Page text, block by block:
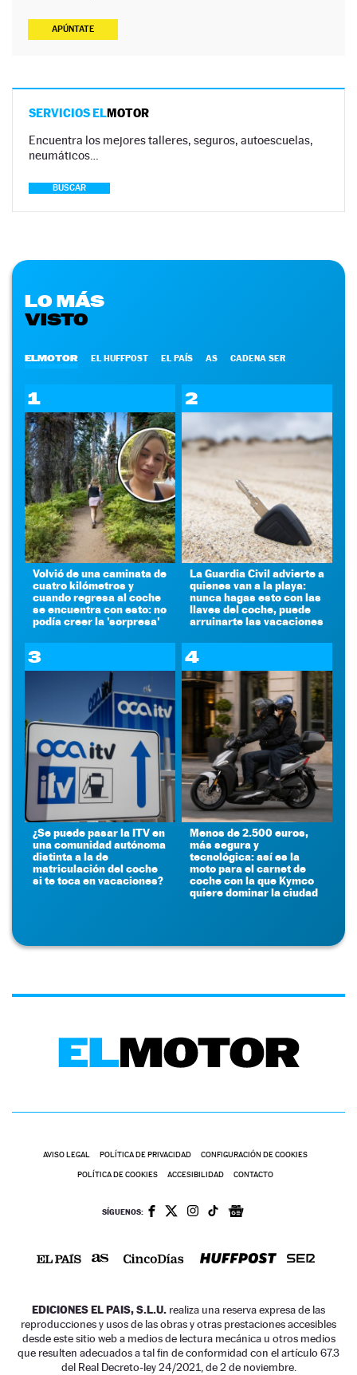
APÚNTATE
SERVICIOS ELMOTOR
Encuentra los mejores talleres, seguros, autoescuelas,
neumáticos…
BUSCAR
LO MÁS
VISTO
ELMOTOR EL HUFFPOST EL PAÍS AS CADENA SER
1
Volvió de una caminata de
cuatro kilómetros y
cuando regresa al coche
se encuentra con esto: no
podía creer la 'sorpresa'
2
La Guardia Civil advierte a
quienes van a la playa:
nunca hagas esto con las
llaves del coche, puede
arruinarte las vacaciones
3
¿Se puede pasar la ITV en
una comunidad autónoma
distinta a la de
matriculación del coche
si te toca en vacaciones?
4
Menos de 2.500 euros,
más segura y
tecnológica: así es la
moto para el carnet de
coche con la que Kymco
quiere dominar la ciudad
AVISO LEGAL POLÍTICA DE PRIVACIDAD CONFIGURACIÓN DE COOKIES
POLÍTICA DE COOKIES ACCESIBILIDAD CONTACTO
SÍGUENOS:
EDICIONES EL PAIS, S.L.U. realiza una reserva expresa de las
reproducciones y usos de las obras y otras prestaciones accesibles
desde este sitio web a medios de lectura mecánica u otros medios
que resulten adecuados a tal fin de conformidad con el artículo 67.3
del Real Decreto-ley 24/2021, de 2 de noviembre.